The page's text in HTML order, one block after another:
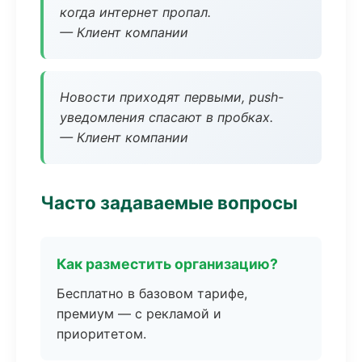
когда интернет пропал.
— Клиент компании
Новости приходят первыми, push-
уведомления спасают в пробках.
— Клиент компании
Часто задаваемые вопросы
Как разместить организацию?
Бесплатно в базовом тарифе,
премиум — с рекламой и
приоритетом.